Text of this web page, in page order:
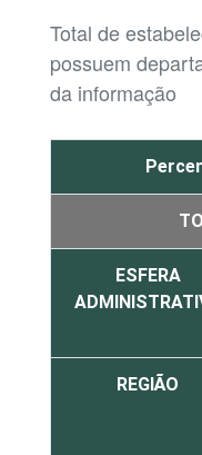
Total de
possuem
da informação
ESFERA
REGIÃO